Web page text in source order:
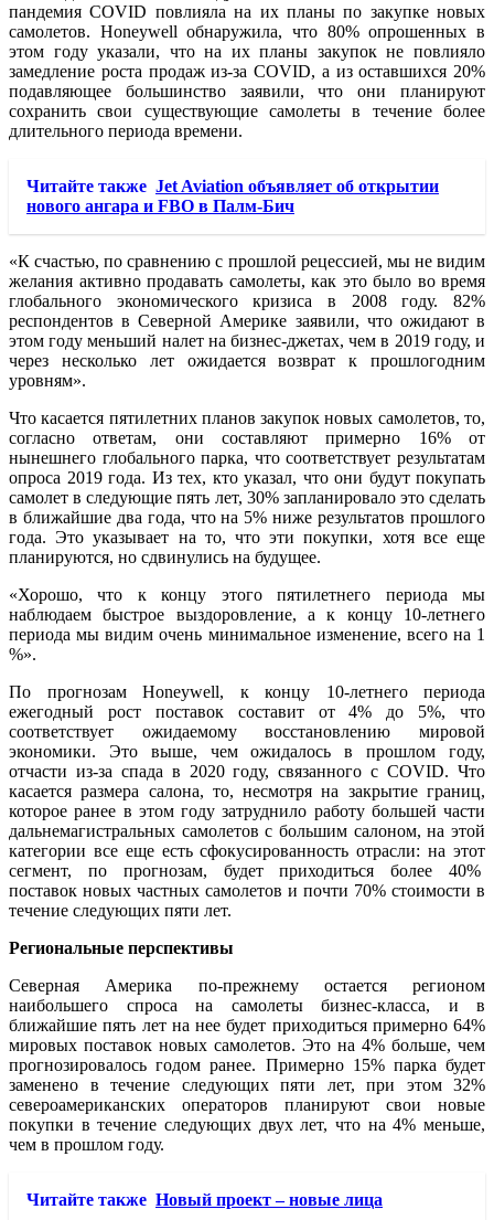
пандемия COVID повлияла на их планы по закупке новых
самолетов. Honeywell обнаружила, что 80% опрошенных в
этом году указали, что на их планы закупок не повлияло
замедление роста продаж из-за COVID, а из оставшихся 20%
подавляющее большинство заявили, что они планируют
сохранить свои существующие самолеты в течение более
длительного периода времени.
Читайте также Jet Aviation объявляет об открытии
нового ангара и FBO в Палм-Бич
«К счастью, по сравнению с прошлой рецессией, мы не видим
желания активно продавать самолеты, как это было во время
глобального экономического кризиса в 2008 году. 82%
респондентов в Северной Америке заявили, что ожидают в
этом году меньший налет на бизнес-джетах, чем в 2019 году, и
через несколько лет ожидается возврат к прошлогодним
уровням».
Что касается пятилетних планов закупок новых самолетов, то,
согласно ответам, они составляют примерно 16% от
нынешнего глобального парка, что соответствует результатам
опроса 2019 года. Из тех, кто указал, что они будут покупать
самолет в следующие пять лет, 30% запланировало это сделать
в ближайшие два года, что на 5% ниже результатов прошлого
года. Это указывает на то, что эти покупки, хотя все еще
планируются, но сдвинулись на будущее.
«Хорошо, что к концу этого пятилетнего периода мы
наблюдаем быстрое выздоровление, а к концу 10-летнего
периода мы видим очень минимальное изменение, всего на 1
%».
По прогнозам Honeywell, к концу 10-летнего периода
ежегодный рост поставок составит от 4% до 5%, что
соответствует ожидаемому восстановлению мировой
экономики. Это выше, чем ожидалось в прошлом году,
отчасти из-за спада в 2020 году, связанного с COVID. Что
касается размера салона, то, несмотря на закрытие границ,
которое ранее в этом году затруднило работу большей части
дальнемагистральных самолетов с большим салоном, на этой
категории все еще есть сфокусированность отрасли: на этот
сегмент, по прогнозам, будет приходиться более 40%
поставок новых частных самолетов и почти 70% стоимости в
течение следующих пяти лет.
Региональные перспективы
Северная Америка по-прежнему остается регионом
наибольшего спроса на самолеты бизнес-класса, и в
ближайшие пять лет на нее будет приходиться примерно 64%
мировых поставок новых самолетов. Это на 4% больше, чем
прогнозировалось годом ранее. Примерно 15% парка будет
заменено в течение следующих пяти лет, при этом 32%
североамериканских операторов планируют свои новые
покупки в течение следующих двух лет, что на 4% меньше,
чем в прошлом году.
Читайте также Новый проект – новые лица